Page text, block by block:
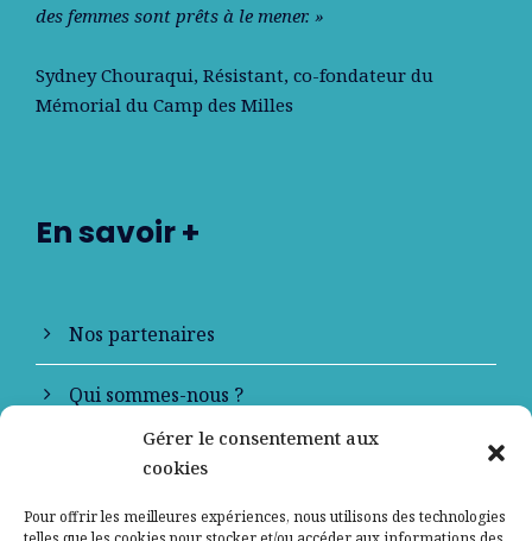
Gérer le consentement aux
cookies
Pour offrir les meilleures expériences, nous utilisons des technologies
des femmes sont prêts à le mener. »
Sydney Chouraqui, Résistant, co-fondateur du
Mémorial du Camp des Milles
En savoir +
Nos partenaires
Qui sommes-nous ?
Contactez-nous
Mentions légales